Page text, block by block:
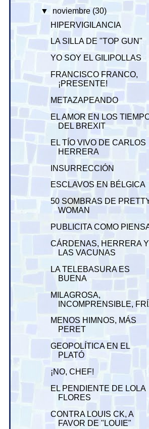
▼ noviembre (30)
HIPERVIGILANCIA
LA SILLA DE "TOP GUN"
YO SOY EL GILIPOLLAS
FRANCISCO FRANCO,
¡PRESENTE!
METAZAPEANDO
EL AMOR EN LOS
DEL BREXIT
EL TÍO VIVO DE CARLOS
HERRERA
INSURRECCIÓN
ESCLAVOS EN BÉLGICA
50 SOMBRAS DE
WOMAN
PUBLICITA COMO
CÁRDENAS, HERRERA Y
LAS VACUNAS
LA TELEBASURA ES
BUENA
MILAGROSA,
INCOMPRENSIBLE,
MENOS HIMNOS, MÁS
PERET
GEOPOLÍTICA EN EL
PLATÓ
¡NO, CHEF!
EL PENDIENTE DE LOLA
FLORES
CONTRA LOUIS CK, A
FAVOR DE "LOUIE"